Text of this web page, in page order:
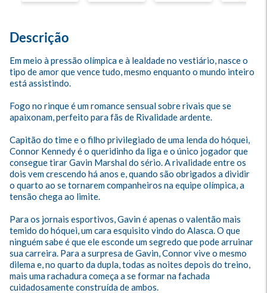
Descrição
Em meio à pressão olímpica e à lealdade no vestiário, nasce o
tipo de amor que vence tudo, mesmo enquanto o mundo inteiro
está assistindo.
Fogo no rinque é um romance sensual sobre rivais que se
apaixonam, perfeito para fãs de Rivalidade ardente.
Capitão do time e o filho privilegiado de uma lenda do hóquei,
Connor Kennedy é o queridinho da liga e o único jogador que
consegue tirar Gavin Marshal do sério. A rivalidade entre os
dois vem crescendo há anos e, quando são obrigados a dividir
o quarto ao se tornarem companheiros na equipe olímpica, a
tensão chega ao limite.
Para os jornais esportivos, Gavin é apenas o valentão mais
temido do hóquei, um cara esquisito vindo do Alasca. O que
ninguém sabe é que ele esconde um segredo que pode arruinar
sua carreira. Para a surpresa de Gavin, Connor vive o mesmo
dilema e, no quarto da dupla, todas as noites depois do treino,
mais uma rachadura começa a se formar na fachada
cuidadosamente construída de ambos.